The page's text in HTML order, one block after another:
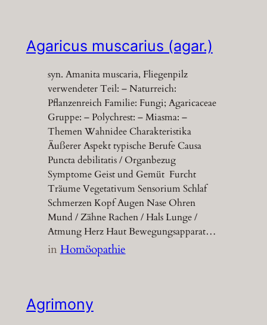
Agaricus muscarius (agar.)
syn. Amanita muscaria, Fliegenpilz
verwendeter Teil: – Naturreich:
Pflanzenreich Familie: Fungi; Agaricaceae
Gruppe: – Polychrest: – Miasma: –
Themen Wahnidee Charakteristika
Äußerer Aspekt typische Berufe Causa
Puncta debilitatis / Organbezug
Symptome Geist und Gemüt Furcht
Träume Vegetativum Sensorium Schlaf
Schmerzen Kopf Augen Nase Ohren
Mund / Zähne Rachen / Hals Lunge /
Atmung Herz Haut Bewegungsapparat…
inHomöopathie
Agrimony